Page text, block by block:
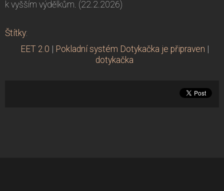
k vyšším výdělkům. (22.2.2026)
Štítky:
EET 2.0 | Pokladní systém Dotykačka je připraven |
dotykačka